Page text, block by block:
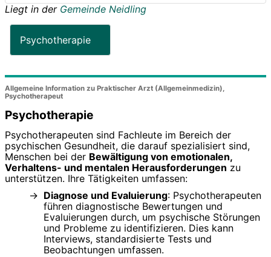
Liegt in der Gemeinde Neidling
Psychotherapie
Allgemeine Information zu Praktischer Arzt (Allgemeinmedizin),
Psychotherapeut
Psychotherapie
Psychotherapeuten sind Fachleute im Bereich der
psychischen Gesundheit, die darauf spezialisiert sind,
Menschen bei der Bewältigung von emotionalen,
Verhaltens- und mentalen Herausforderungen zu
unterstützen. Ihre Tätigkeiten umfassen:
Diagnose und Evaluierung: Psychotherapeuten
führen diagnostische Bewertungen und
Evaluierungen durch, um psychische Störungen
und Probleme zu identifizieren. Dies kann
Interviews, standardisierte Tests und
Beobachtungen umfassen.